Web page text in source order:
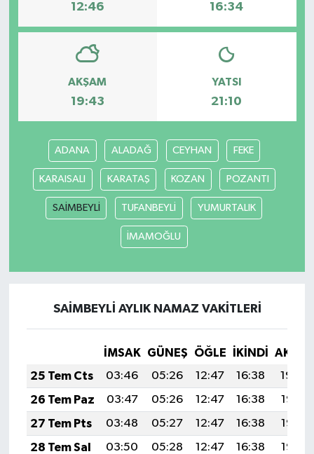
12:46 16:34
AKŞAM
19:43
YATSI
21:10
ADANA ALADAĞ CEYHAN FEKE
KARAISALI KARATAŞ KOZAN POZANTI
SAİMBEYLİ TUFANBEYLİ YUMURTALIK
İMAMOĞLU
SAİMBEYLİ AYLIK NAMAZ VAKITLERI
İMSAK GÜNEŞ ÖĞLE İKINDI
25 Tem Cts
03:46 05:26 12:47 16:38
19:59
26 Tem Paz
03:47 05:26 12:47 16:38
19:58
27 Tem Pts
03:48 05:27 12:47 16:38
19:57
28 Tem Sal
03:50 05:28 12:47 16:38
19:56